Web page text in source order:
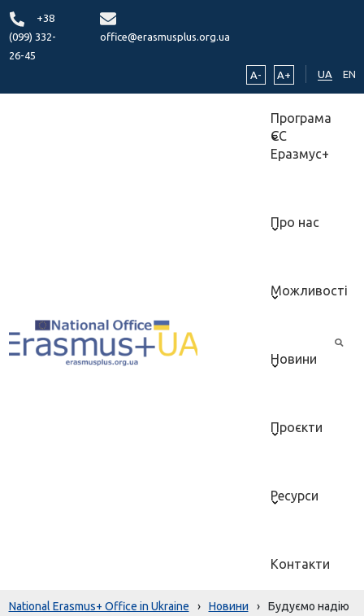
+38
(099) 332-
26-45
office@erasmusplus.org.ua
A- A+ UA EN
Програма
ЄС
Еразмус+
Про нас
Можливості
Новини
Проєкти
Ресурси
Контакти
National Erasmus+ Office in Ukraine › Новини ›
Будуємо надію